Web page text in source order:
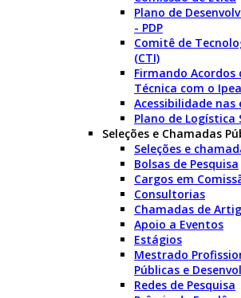
Plano de
- PDP
Comitê de
(CTI)
Firmando Acordos
Técnica com o Ipea
Acessibilidade nas
Plano de Logística
Seleções e Chamadas
Seleções e
Bolsas de Pesquisa
Cargos em
Consultorias
Chamadas de
Apoio a Eventos
Estágios
Mestrado
Públicas e
Redes de Pesquisa